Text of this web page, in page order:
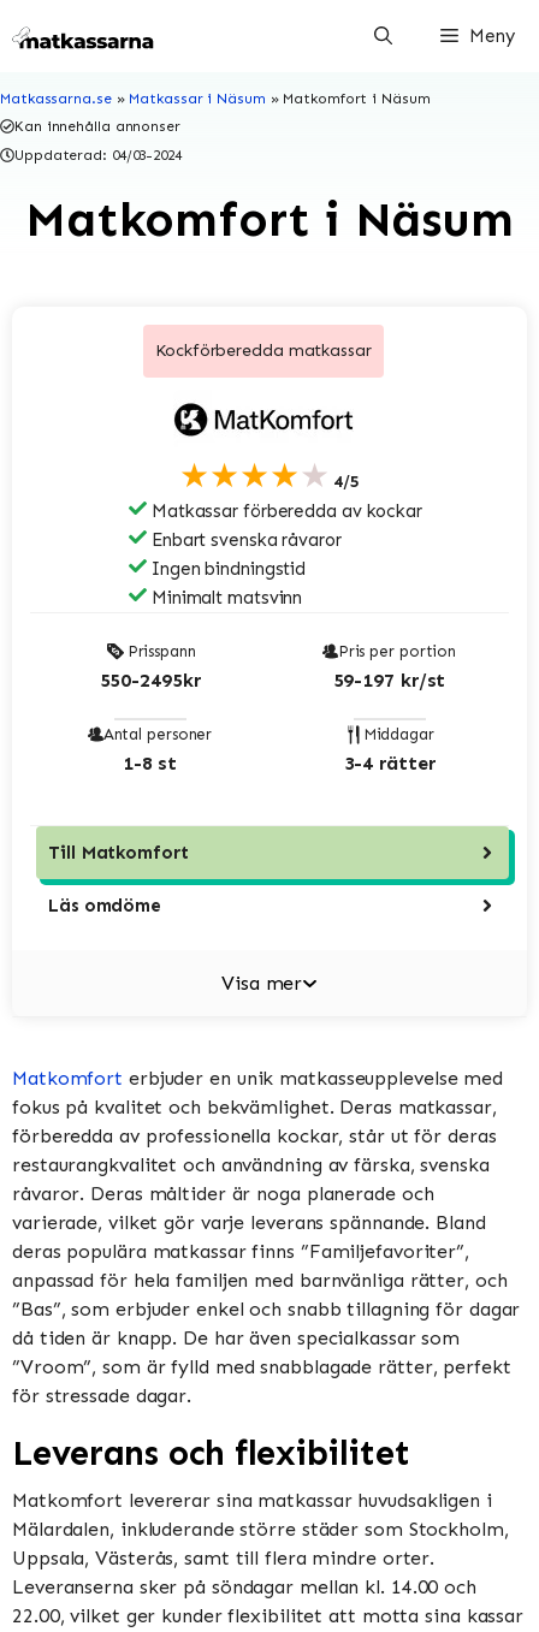
till
Meny
Matkassarna.se» Matkassar i Näsum » Matkomfort i Näsum
Kan innehålla annonser
Uppdaterad: 04/03-2024
Matkomfort i Näsum
Kockförberedda matkassar
★★★★★ 4/5
Matkassar förberedda av kockar
Enbart svenska råvaror
Ingen bindningstid
Minimalt matsvinn
Prisspann
550-2495kr
Pris per portion
59-197 kr/st
Antal personer
1-8 st
Middagar
3-4 rätter
Till Matkomfort
Läs omdöme
Visa mer
Matkomfort erbjuder en unik matkasseupplevelse med
fokus på kvalitet och bekvämlighet. Deras matkassar,
förberedda av professionella kockar, står ut för deras
restaurangkvalitet och användning av färska, svenska
råvaror. Deras måltider är noga planerade och
varierade, vilket gör varje leverans spännande. Bland
deras populära matkassar finns ”Familjefavoriter”,
anpassad för hela familjen med barnvänliga rätter, och
”Bas”, som erbjuder enkel och snabb tillagning för dagar
då tiden är knapp. De har även specialkassar som
”Vroom”, som är fylld med snabblagade rätter, perfekt
för stressade dagar​​​​.
Leverans och flexibilitet
Matkomfort levererar sina matkassar huvudsakligen i
Mälardalen, inkluderande större städer som Stockholm,
Uppsala, Västerås, samt till flera mindre orter.
Leveranserna sker på söndagar mellan kl. 14.00 och
22.00, vilket ger kunder flexibilitet att motta sina kassar